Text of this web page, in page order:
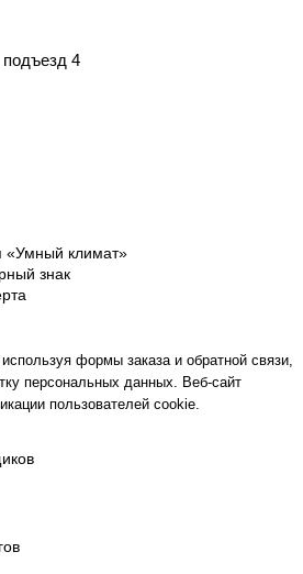
4
климат»
знак
формы заказа и обратной связи,
персональных данных. Веб-сайт
пользователей cookie.